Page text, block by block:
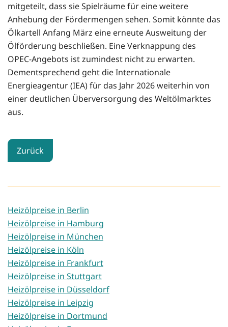
mitgeteilt, dass sie Spielräume für eine weitere
Anhebung der Fördermengen sehen. Somit könnte das
Ölkartell Anfang März eine erneute Ausweitung der
Ölförderung beschließen. Eine Verknappung des
OPEC-Angebots ist zumindest nicht zu erwarten.
Dementsprechend geht die Internationale
Energieagentur (IEA) für das Jahr 2026 weiterhin von
einer deutlichen Überversorgung des Weltölmarktes
aus.
Zurück
Heizölpreise in Berlin
Heizölpreise in Hamburg
Heizölpreise in München
Heizölpreise in Köln
Heizölpreise in Frankfurt
Heizölpreise in Stuttgart
Heizölpreise in Düsseldorf
Heizölpreise in Leipzig
Heizölpreise in Dortmund